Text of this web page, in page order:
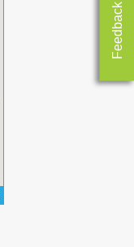
Feedback